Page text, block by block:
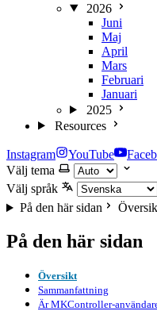
2026
Juni
Maj
April
Mars
Februari
Januari
2025
Resources
Instagram YouTube
Välj tema
Välj språk
På den här sidan
På den här sidan
Översikt
Sammanfattning
Är MKController-